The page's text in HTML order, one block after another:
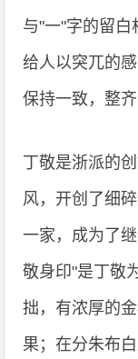
与"一"字的留白
给人以突兀的
保持一致，整齐
丁敬是浙派的
风，开创了细
一家，成为了
敬身印"是丁敬
拙，有浓厚的
果；在分朱布